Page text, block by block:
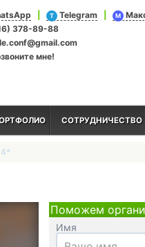
T Telegram M
378-89-88
мне!
СОТРУДНИЧЕСТВО
4*
Поможем
Имя